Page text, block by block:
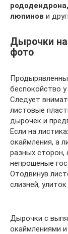
люпинов и
Дырочки на
фото
беспокойство
Следует
листовые
дырочек и
Если на
окаймления, а
разных сторон,
непрошеные
Отодвинув
слизней,
Дырочки с
окаймлениями